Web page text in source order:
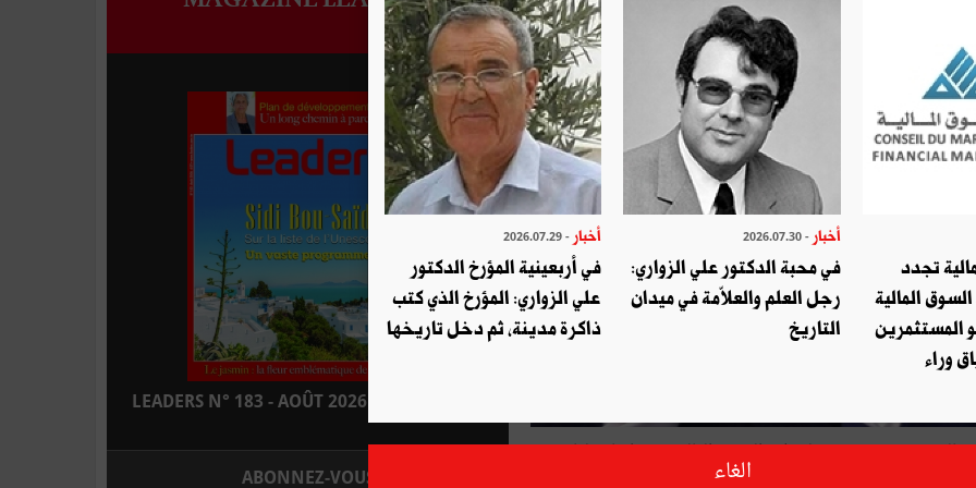
ترمب بوقف دعمه لمنظمة الصحة العالمية بعد اتهامه لها بسوء
LEADERS N° 183 - AOÛT 2026 : EN KIOSQUE
ABONNEZ-VOUS
تجدد
المالية
المستثمرين
وراء
أخبار - 2026.07.30
في محبة الدكتور علي الزواري:
رجل العلم والعلاّمة في ميدان
التاريخ
أخبار - 2026.07.29
في أربعينية المؤرخ الدكتور
علي الزواري: المؤرخ الذي كتب
ذاكرة مدينة، ثم دخل تاريخها
الغاء